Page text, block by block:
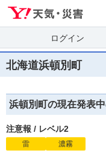
ログイン
北海道浜頓別町
浜頓別町の現在発表
注意報 / レベル2
雷 濃霧